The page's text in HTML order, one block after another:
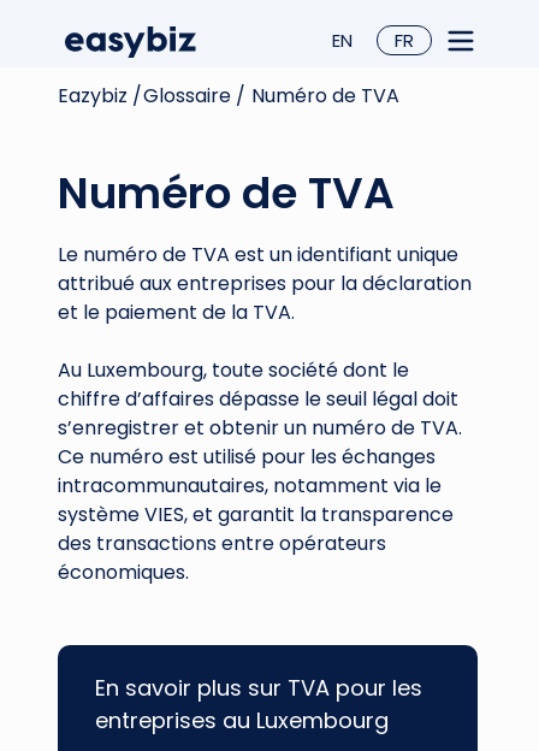
FR
EN
Glossaire / Numéro de TVA
Eazybiz /
Le numéro de TVA est un identifiant unique
attribué aux entreprises pour la déclaration
et le paiement de la TVA.
Au Luxembourg, toute société dont le
chiffre d’affaires dépasse le seuil légal doit
s’enregistrer et obtenir un numéro de TVA.
Ce numéro est utilisé pour les échanges
intracommunautaires, notamment via le
système VIES, et garantit la transparence
des transactions entre opérateurs
économiques.
Numéro de TVA
En savoir plus sur TVA pour les
entreprises au Luxembourg